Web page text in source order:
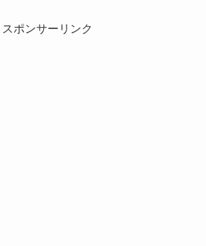
スポンサーリンク